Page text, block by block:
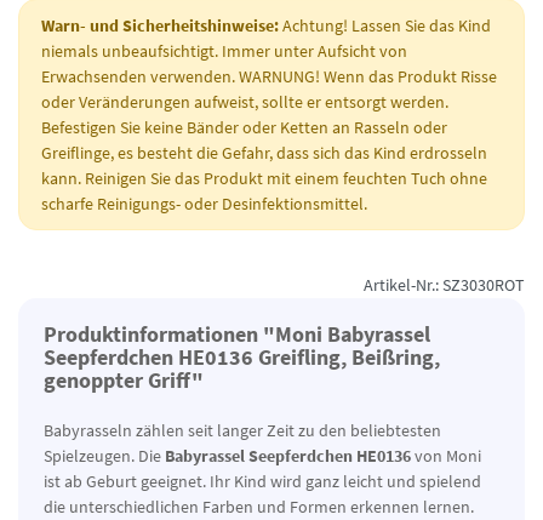
Warn- und Sicherheitshinweise:Achtung! Lassen Sie das Kind
niemals unbeaufsichtigt. Immer unter Aufsicht von
Erwachsenden verwenden. WARNUNG! Wenn das Produkt Risse
oder Veränderungen aufweist, sollte er entsorgt werden.
Befestigen Sie keine Bänder oder Ketten an Rasseln oder
Greiflinge, es besteht die Gefahr, dass sich das Kind erdrosseln
kann. Reinigen Sie das Produkt mit einem feuchten Tuch ohne
scharfe Reinigungs- oder Desinfektionsmittel.
Artikel-Nr.: SZ3030ROT
Produktinformationen "Moni Babyrassel
Seepferdchen HE0136 Greifling, Beißring,
genoppter Griff"
Babyrasseln zählen seit langer Zeit zu den beliebtesten
Spielzeugen. Die Babyrassel Seepferdchen HE0136von Moni
ist ab Geburt geeignet. Ihr Kind wird ganz leicht und spielend
die unterschiedlichen Farben und Formen erkennen lernen.